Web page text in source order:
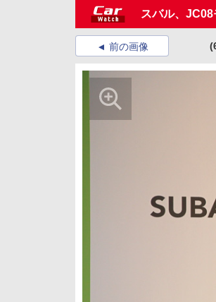
スバル、
前の画像